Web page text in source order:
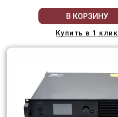
В КОРЗИНУ
Купить в 1 клик